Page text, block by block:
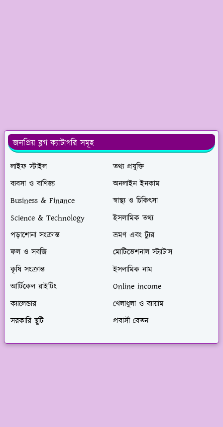
জনপ্রিয় ব্লগ ক্যাটাগরি সমূহ
লাইফ স্টাইল
তথ্য প্রযুক্তি
ব্যবসা ও বাণিজ্য
অনলাইন ইনকাম
Business & Finance
স্বাস্থ্য ও চিকিৎসা
Science & Technology
ইসলামিক তথ্য
পড়াশোনা সংক্রান্ত
ভ্রমণ এবং ট্যুর
ফল ও সবজি
মোটিভেশনাল স্ট্যাটাস
কৃষি সংক্রান্ত
ইসলামিক নাম
আর্টিকেল রাইটিং
Online income
ক্যালেন্ডার
খেলাধুলা ও ব্যায়াম
সরকারি ছুটি
প্রবাসী বেতন